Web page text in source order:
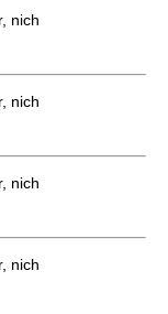
nicht bestellbar
nicht bestellbar
nicht bestellbar
nicht bestellbar